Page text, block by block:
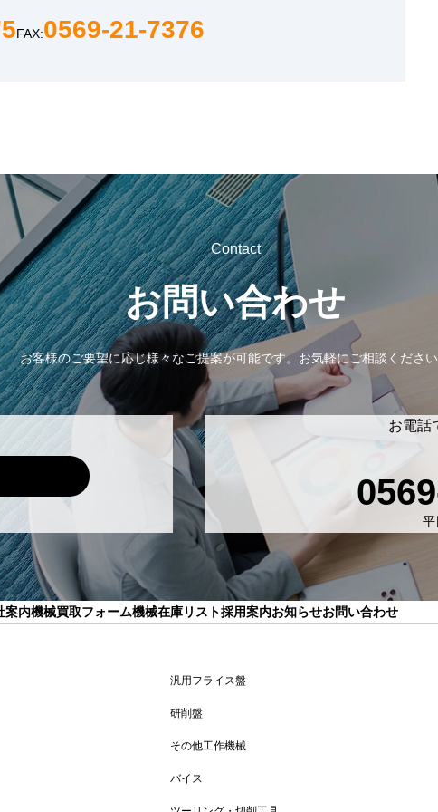
FAX:0569-21-7376
Contact
お問い合わせ
お客様のご要望に応じ様々なご提案が可能です。 お気軽にご相談くださ
お電話
平
案内機械買取フォーム機械在庫リスト採用案内お知らせお問い合わせ
汎用フライス盤
研削盤
その他工作機械
バイス